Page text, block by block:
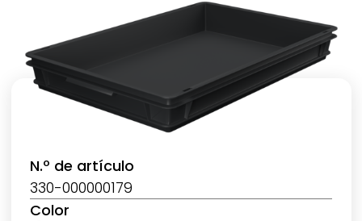
N.º de artículo
330-000000179
Color